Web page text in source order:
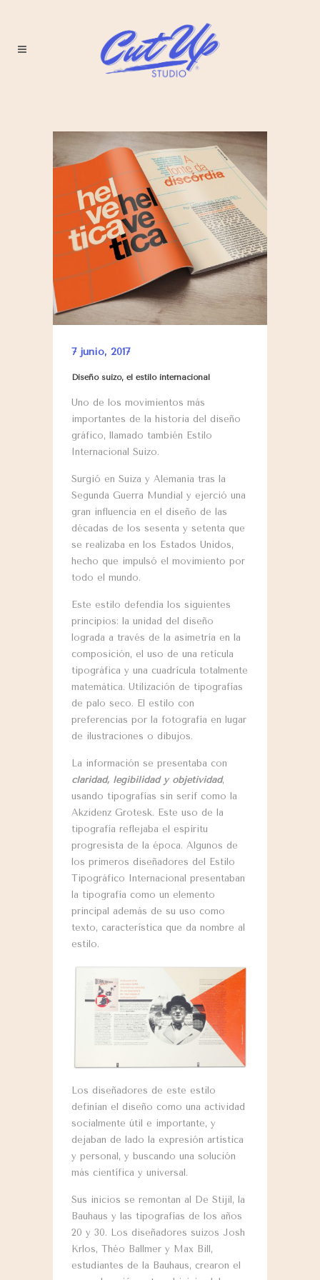
7 junio, 2017
Diseño suizo, el estilo internacional
Uno de los movimientos más
importantes de la historia del diseño
gráfico, llamado también Estilo
Internacional Suizo.
Surgió en Suiza y Alemania tras la
Segunda Guerra Mundial y ejerció una
gran influencia en el diseño de las
décadas de los sesenta y setenta que
se realizaba en los Estados Unidos,
hecho que impulsó el movimiento por
todo el mundo.
Este estilo defendía los siguientes
principios: la unidad del diseño
lograda a través de la asimetría en la
composición, el uso de una retícula
tipográfica y una cuadrícula totalmente
matemática. Utilización de tipografías
de palo seco. El estilo con
preferencias por la fotografía en lugar
de ilustraciones o dibujos.
La información se presentaba con
claridad, legibilidad y objetividad,
usando tipografías sin serif como la
Akzidenz Grotesk. Este uso de la
tipografía reflejaba el espíritu
progresista de la época. Algunos de
los primeros diseñadores del Estilo
Tipográfico Internacional presentaban
la tipografía como un elemento
principal además de su uso como
texto, característica que da nombre al
estilo.
Los diseñadores de este estilo
definían el diseño como una actividad
socialmente útil e importante, y
dejaban de lado la expresión artística
y personal, y buscando una solución
más científica y universal.
Sus inicios se remontan al De Stijil, la
Bauhaus y las tipografías de los años
20 y 30. Los diseñadores suizos Josh
Krlos, Théo Ballmer y Max Bill,
estudiantes de la Bauhaus, crearon el